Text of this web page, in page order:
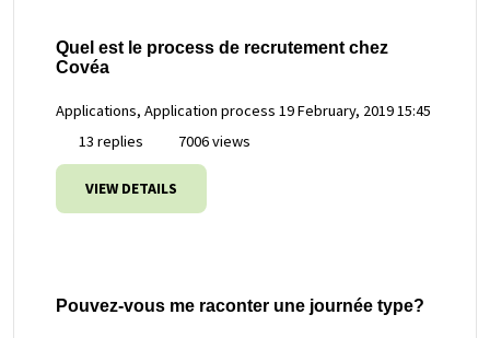
Quel est le process de recrutement chez
Covéa
Applications, Application process 19 February, 2019 15:45
13 replies
7006 views
VIEW DETAILS
Pouvez-vous me raconter une journée type?